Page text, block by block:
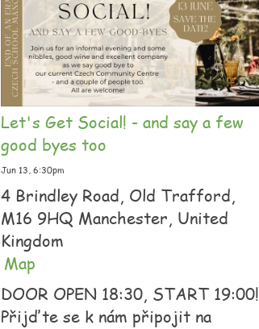
Let's Get Social! - and say a few
good byes too
Jun 13, 6:30pm
4 Brindley Road, Old Trafford,
M16 9HQ Manchester, United
Kingdom
Map
DOOR OPEN 18:30, START 19:00!
Přijďte se k nám připojit na